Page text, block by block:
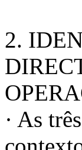
2.
· As